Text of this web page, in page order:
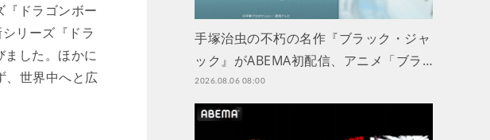
ドラゴンボー
リーズ『ドラ
ました。ほかに
、世界中へと広
手塚治虫の不朽の名作『ブラック・ジャ
ック』がABEMA初配信、アニメ「ブラ…
2026.08.06 08:00